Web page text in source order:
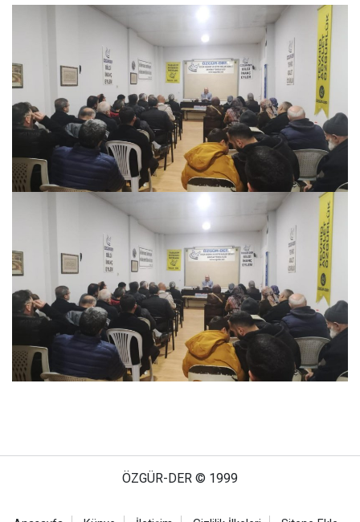
ÖZGÜR-DER © 1999